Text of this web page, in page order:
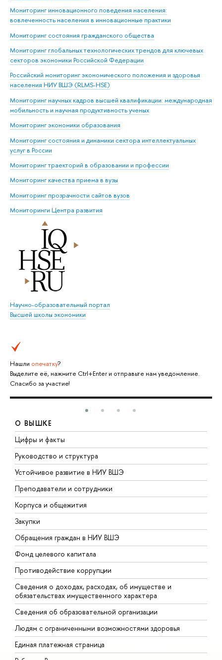
Мониторинг инновационного поведения населения:
вовлеченность населения в инновационные практики
Мониторинг состояния гражданского общества
Мониторинг глобальных технологических трендов для ключевых
секторов экономики Российской Федерации
Российский мониторинг экономического положения и здоровья
населения НИУ ВШЭ (RLMS-HSE)
Мониторинг научных кадров высшей квалификации: международная
мобильность и научная продуктивность ученых
Мониторинг экономики образования
Мониторинг состояния и динамики сектора интеллектуальных
услуг в России
Мониторинг траекторий в образовании и профессии
Мониторинг качества приема в вузы
Мониторинг прозрачности сайтов вузов
Мониторинги Центра развития
Научно-образовательный портал
Высшей школы экономики
Нашли опечатку?
Выделите её, нажмите Ctrl+Enter и отправьте нам уведомление.
Спасибо за участие!
О ВЫШКЕ
Цифры и факты
Руководство и структура
Устойчивое развитие в НИУ ВШЭ
Преподаватели и сотрудники
Корпуса и общежития
Закупки
Обращения граждан в НИУ ВШЭ
Фонд целевого капитала
Противодействие коррупции
Сведения о доходах, расходах, об имуществе и
обязательствах имущественного характера
Сведения об образовательной организации
Людям с ограниченными возможностями здоровья
Единая платежная страница